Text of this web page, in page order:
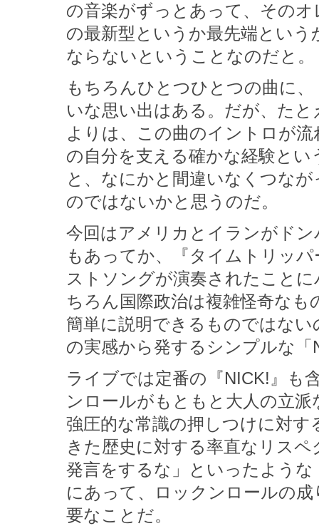
の音楽がずっとあって、その
の最新型というか最先端とい
ならないということなのだと。
もちろんひとつひとつの曲に
いな思い出はある。だが、た
よりは、この曲のイントロが
の自分を支える確かな経験と
と、なにかと間違いなくつな
のではないかと思うのだ。
今回はアメリカとイランがド
もあってか、『タイムトリッ
ストソングが演奏されたこと
ちろん国際政治は複雑怪奇な
簡単に説明できるものではな
の実感から発するシンプルな
ライブでは定番の『NICK!』も
ンロールがもともと大人の立
強圧的な常識の押しつけに対
きた歴史に対する率直なリス
発言をするな」といったよう
にあって、ロックンロールの
要なことだ。